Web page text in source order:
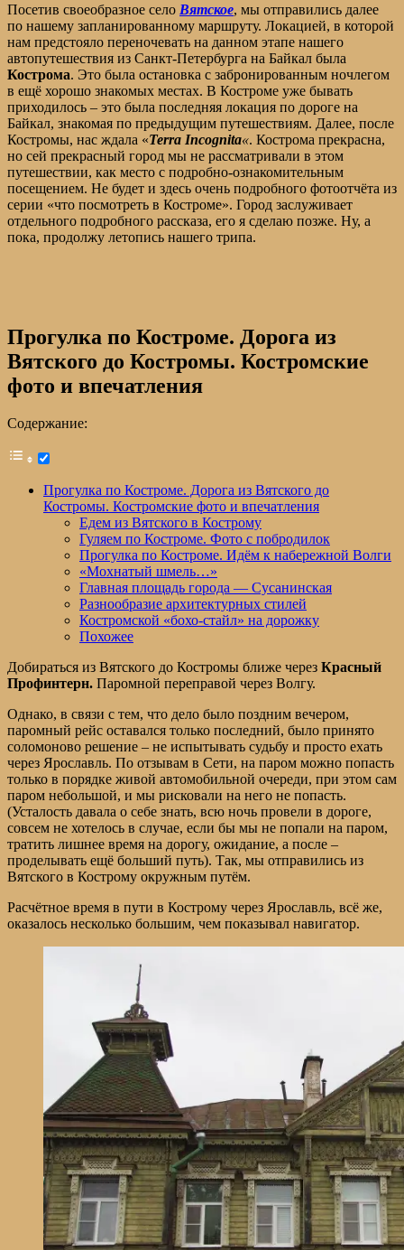
Посетив своеобразное село Вятское, мы отправились далее
по нашему запланированному маршруту. Локацией, в которой
нам предстояло переночевать на данном этапе нашего
автопутешествия из Санкт-Петербурга на Байкал была
Кострома. Это была остановка с забронированным ночлегом
в ещё хорошо знакомых местах. В Костроме уже бывать
приходилось – это была последняя локация по дороге на
Байкал, знакомая по предыдущим путешествиям. Далее, после
Костромы, нас ждала «Terra Incognita«. Кострома прекрасна,
но сей прекрасный город мы не рассматривали в этом
путешествии, как место с подробно-ознакомительным
посещением. Не будет и здесь очень подробного фотоотчёта из
серии «что посмотреть в Костроме». Город заслуживает
отдельного подробного рассказа, его я сделаю позже. Ну, а
пока, продолжу летопись нашего трипа.
Прогулка по Костроме. Дорога из
Вятского до Костромы. Костромские
фото и впечатления
Содержание:
Прогулка по Костроме. Дорога из Вятского до
Костромы. Костромские фото и впечатления
Едем из Вятского в Кострому
Гуляем по Костроме. Фото с побродилок
Прогулка по Костроме. Идём к набережной Волги
«Мохнатый шмель…»
Главная площадь города — Сусанинская
Разнообразие архитектурных стилей
Костромской «бохо-стайл» на дорожку
Похожее
Добираться из Вятского до Костромы ближе через Красный
Профинтерн. Паромной переправой через Волгу.
Однако, в связи с тем, что дело было поздним вечером,
паромный рейс оставался только последний, было принято
соломоново решение – не испытывать судьбу и просто ехать
через Ярославль. По отзывам в Сети, на паром можно попасть
только в порядке живой автомобильной очереди, при этом сам
паром небольшой, и мы рисковали на него не попасть.
(Усталость давала о себе знать, всю ночь провели в дороге,
совсем не хотелось в случае, если бы мы не попали на паром,
тратить лишнее время на дорогу, ожидание, а после –
проделывать ещё больший путь). Так, мы отправились из
Вятского в Кострому окружным путём.
Расчётное время в пути в Кострому через Ярославль, всё же,
оказалось несколько большим, чем показывал навигатор.